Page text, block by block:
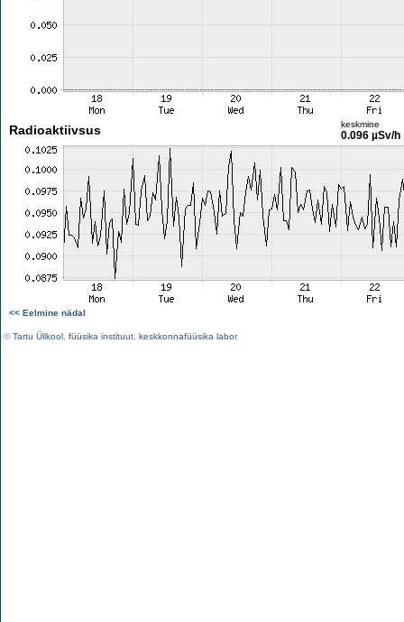
Radioaktiivsus keskmine
0.096 µSv/h
<< Eelmine nädal
©Tartu Ülikool füüsika instituut keskkonnafüüsika labor